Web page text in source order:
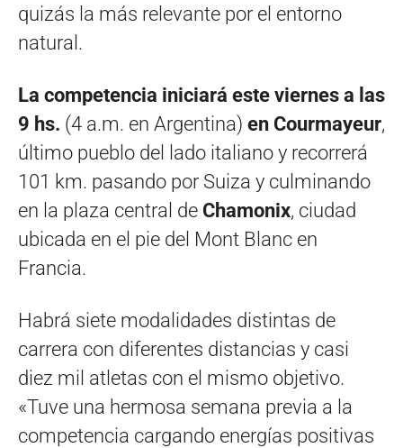
quizás la más relevante por el entorno
natural.
La competencia iniciará este viernes a las
9 hs. (4 a.m. en Argentina) en Courmayeur,
último pueblo del lado italiano y recorrerá
101 km. pasando por Suiza y culminando
en la plaza central de Chamonix, ciudad
ubicada en el pie del Mont Blanc en
Francia.
Habrá siete modalidades distintas de
carrera con diferentes distancias y casi
diez mil atletas con el mismo objetivo.
«Tuve una hermosa semana previa a la
competencia cargando energías positivas